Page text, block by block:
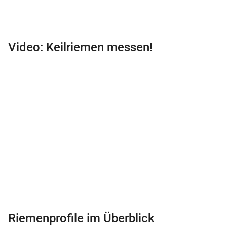
Video: Keilriemen messen!
Riemenprofile im Überblick